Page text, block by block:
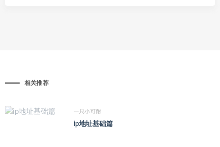
相关推荐
一只小可耐
ip地址基础篇